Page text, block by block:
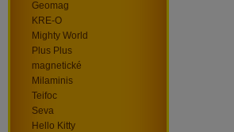
Geomag
KRE-O
Mighty World
Plus Plus
magnetické
Milaminis
Teifoc
Seva
Hello Kitty